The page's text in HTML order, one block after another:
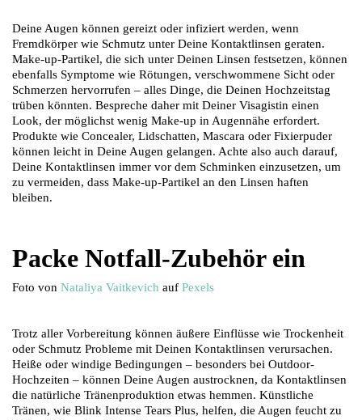
Deine Augen können gereizt oder infiziert werden, wenn
Fremdkörper wie Schmutz unter Deine Kontaktlinsen geraten.
Make-up-Partikel, die sich unter Deinen Linsen festsetzen, können
ebenfalls Symptome wie Rötungen, verschwommene Sicht oder
Schmerzen hervorrufen – alles Dinge, die Deinen Hochzeitstag
trüben könnten. Bespreche daher mit Deiner Visagistin einen
Look, der möglichst wenig Make-up in Augennähe erfordert.
Produkte wie Concealer, Lidschatten, Mascara oder Fixierpuder
können leicht in Deine Augen gelangen. Achte also auch darauf,
Deine Kontaktlinsen immer vor dem Schminken einzusetzen, um
zu vermeiden, dass Make-up-Partikel an den Linsen haften
bleiben.
Packe Notfall-Zubehör ein
Foto von Nataliya Vaitkevich auf Pexels
Trotz aller Vorbereitung können äußere Einflüsse wie Trockenheit
oder Schmutz Probleme mit Deinen Kontaktlinsen verursachen.
Heiße oder windige Bedingungen – besonders bei Outdoor-
Hochzeiten – können Deine Augen austrocknen, da Kontaktlinsen
die natürliche Tränenproduktion etwas hemmen. Künstliche
Tränen, wie Blink Intense Tears Plus, helfen, die Augen feucht zu